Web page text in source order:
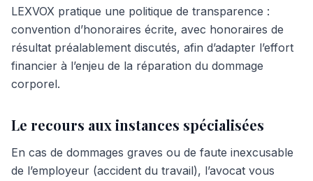
LEXVOX pratique une politique de transparence :
convention d’honoraires écrite, avec honoraires de
résultat préalablement discutés, afin d’adapter l’effort
financier à l’enjeu de la réparation du dommage
corporel.
Le recours aux instances spécialisées
En cas de dommages graves ou de faute inexcusable
de l’employeur (accident du travail), l’avocat vous